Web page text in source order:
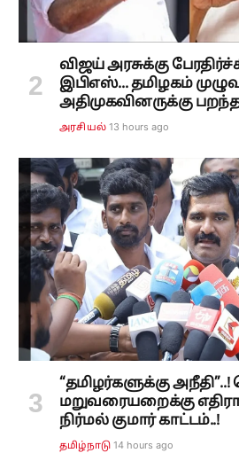
விஜய் அரசுக்கு
இபிஎஸ்... தமிழகம்
அதிமுகவினருக்கு பறந்த
அரசியல் 13 hours ago
“தமிழர்களுக்கு அநீதி”..!
மறுவரையறைக்கு
நிர்மல் குமார் காட்டம்..!
தமிழ்நாடு 14 hours ago